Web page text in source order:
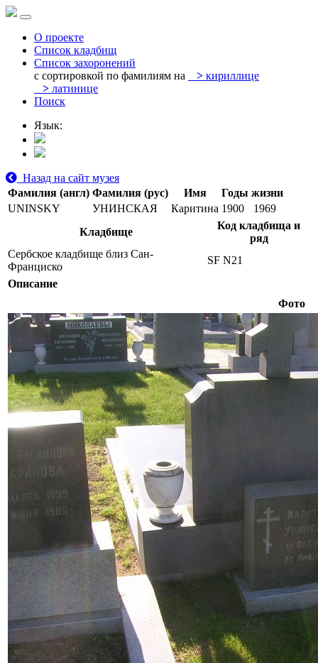
О проекте
Список кладбищ
Список захоронений
с сортировкой по фамилиям на
> кириллице
> латинице
Поиск
Язык:
Назад на сайт музея
Фамилия (англ) Фамилия (рус) Имя
Годы жизни
UNINSKY
УНИНСКАЯ Каритина 1900
1969
Кладбище
Код кладбища и
ряд
Сербское кладбище близ Сан-
Франциско
SF N21
Описание
Фото